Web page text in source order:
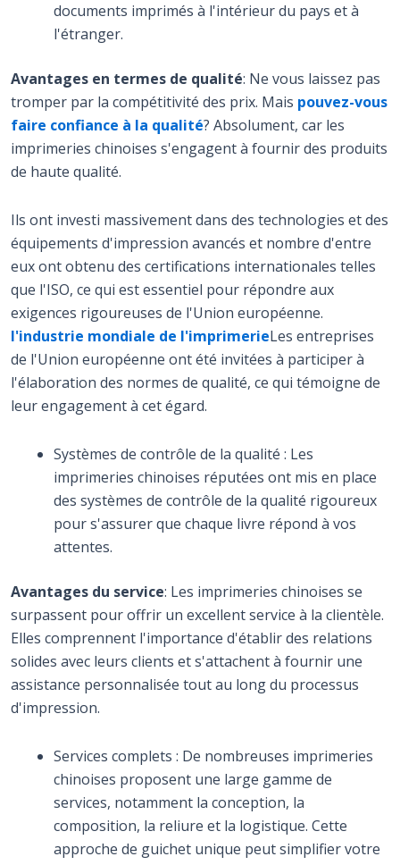
documents imprimés à l'intérieur du pays et à
l'étranger.
Avantages en termes de qualité: Ne vous laissez pas
tromper par la compétitivité des prix. Mais pouvez-vous
faire confiance à la qualité? Absolument, car les
imprimeries chinoises s'engagent à fournir des produits
de haute qualité.
Ils ont investi massivement dans des technologies et des
équipements d'impression avancés et nombre d'entre
eux ont obtenu des certifications internationales telles
que l'ISO, ce qui est essentiel pour répondre aux
exigences rigoureuses de l'Union européenne.
l'industrie mondiale de l'imprimerieLes entreprises
de l'Union européenne ont été invitées à participer à
l'élaboration des normes de qualité, ce qui témoigne de
leur engagement à cet égard.
Systèmes de contrôle de la qualité : Les
imprimeries chinoises réputées ont mis en place
des systèmes de contrôle de la qualité rigoureux
pour s'assurer que chaque livre répond à vos
attentes.
Avantages du service: Les imprimeries chinoises se
surpassent pour offrir un excellent service à la clientèle.
Elles comprennent l'importance d'établir des relations
solides avec leurs clients et s'attachent à fournir une
assistance personnalisée tout au long du processus
d'impression.
Services complets : De nombreuses imprimeries
chinoises proposent une large gamme de
services, notamment la conception, la
composition, la reliure et la logistique. Cette
approche de guichet unique peut simplifier votre